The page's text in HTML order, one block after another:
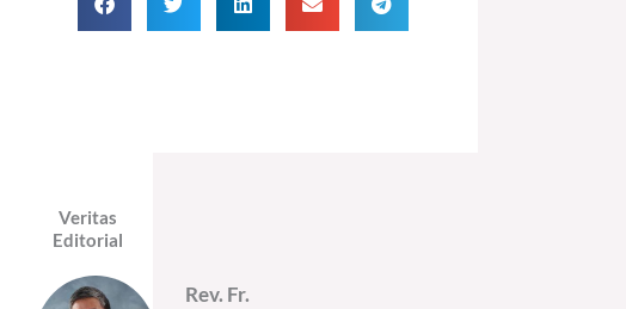
Veritas
Editorial
Rev. Fr.